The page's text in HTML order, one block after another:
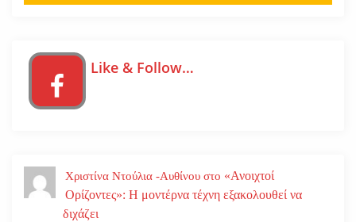
Like & Follow…
Χριστίνα Ντούλια -Αυθίνου στο «Ανοιχτοί
Ορίζοντες»: Η μοντέρνα τέχνη εξακολουθεί να
διχάζει